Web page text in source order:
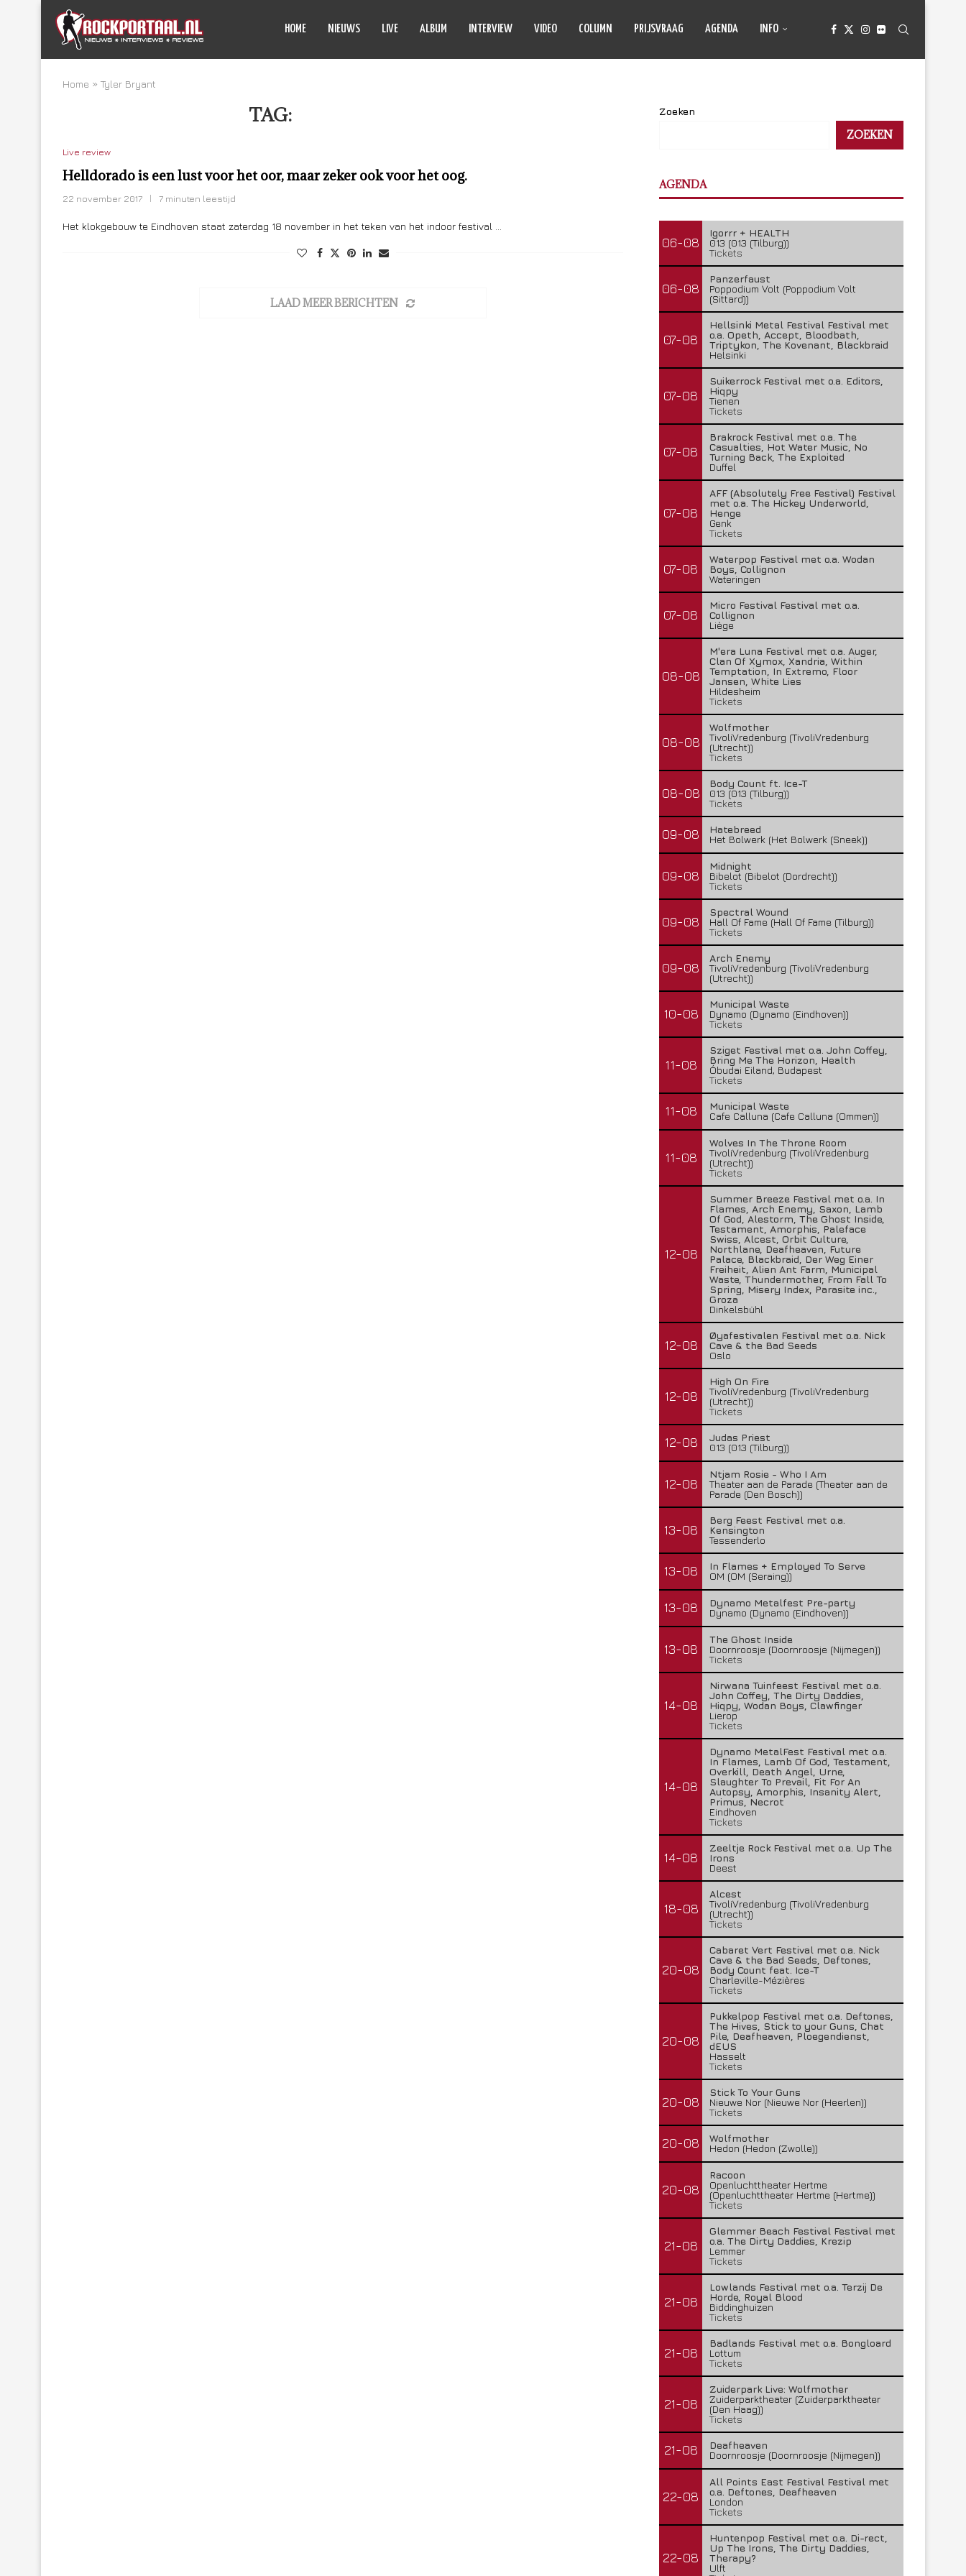
HOME NIEUWS LIVE ALBUM INTERVIEW VIDEO COLUMN PRIJSVRAAG AGENDA INFO
Home » Tyler Bryant
TAG:
Live review
Helldorado is een lust voor het oor, maar zeker ook voor het oog.
22 november 2017 7 minuten leestijd
Het klokgebouw te Eindhoven staat zaterdag 18 november in het teken van het indoor festival …
LAAD MEER BERICHTEN
Zoeken
ZOEKEN
AGENDA
06-08
Igorrr + HEALTH
013 (013 (Tilburg))
Tickets
06-08
Panzerfaust
Poppodium Volt (Poppodium Volt
(Sittard))
07-08
Hellsinki Metal Festival Festival met
o.a. Opeth, Accept, Bloodbath,
Triptykon, The Kovenant, Blackbraid
Helsinki
07-08
Suikerrock Festival met o.a. Editors,
Hiqpy
Tienen
Tickets
07-08
Brakrock Festival met o.a. The
Casualties, Hot Water Music, No
Turning Back, The Exploited
Duffel
07-08
AFF (Absolutely Free Festival) Festival
met o.a. The Hickey Underworld,
Henge
Genk
Tickets
07-08
Waterpop Festival met o.a. Wodan
Boys, Collignon
Wateringen
07-08
Micro Festival Festival met o.a.
Collignon
Liège
08-08
M'era Luna Festival met o.a. Auger,
Clan Of Xymox, Xandria, Within
Temptation, In Extremo, Floor
Jansen, White Lies
Hildesheim
Tickets
08-08
Wolfmother
TivoliVredenburg (TivoliVredenburg
(Utrecht))
Tickets
08-08
Body Count ft. Ice-T
013 (013 (Tilburg))
Tickets
09-08
Hatebreed
Het Bolwerk (Het Bolwerk (Sneek))
09-08
Midnight
Bibelot (Bibelot (Dordrecht))
Tickets
09-08
Spectral Wound
Hall Of Fame (Hall Of Fame (Tilburg))
Tickets
09-08
Arch Enemy
TivoliVredenburg (TivoliVredenburg
(Utrecht))
10-08
Municipal Waste
Dynamo (Dynamo (Eindhoven))
Tickets
11-08
Sziget Festival met o.a. John Coffey,
Bring Me The Horizon, Health
Óbudai Eiland, Budapest
Tickets
11-08
Municipal Waste
Cafe Calluna (Cafe Calluna (Ommen))
11-08
Wolves In The Throne Room
TivoliVredenburg (TivoliVredenburg
(Utrecht))
Tickets
12-08
Summer Breeze Festival met o.a. In
Flames, Arch Enemy, Saxon, Lamb
Of God, Alestorm, The Ghost Inside,
Testament, Amorphis, Paleface
Swiss, Alcest, Orbit Culture,
Northlane, Deafheaven, Future
Palace, Blackbraid, Der Weg Einer
Freiheit, Alien Ant Farm, Municipal
Waste, Thundermother, From Fall To
Spring, Misery Index, Parasite inc.,
Groza
Dinkelsbühl
12-08
Øyafestivalen Festival met o.a. Nick
Cave & the Bad Seeds
Oslo
12-08
High On Fire
TivoliVredenburg (TivoliVredenburg
(Utrecht))
Tickets
12-08
Judas Priest
013 (013 (Tilburg))
12-08
Ntjam Rosie - Who I Am
Theater aan de Parade (Theater aan de
Parade (Den Bosch))
13-08
Berg Feest Festival met o.a.
Kensington
Tessenderlo
13-08
In Flames + Employed To Serve
OM (OM (Seraing))
13-08
Dynamo Metalfest Pre-party
Dynamo (Dynamo (Eindhoven))
13-08
The Ghost Inside
Doornroosje (Doornroosje (Nijmegen))
Tickets
14-08
Nirwana Tuinfeest Festival met o.a.
John Coffey, The Dirty Daddies,
Hiqpy, Wodan Boys, Clawfinger
Lierop
Tickets
14-08
Dynamo MetalFest Festival met o.a.
In Flames, Lamb Of God, Testament,
Overkill, Death Angel, Urne,
Slaughter To Prevail, Fit For An
Autopsy, Amorphis, Insanity Alert,
Primus, Necrot
Eindhoven
Tickets
14-08
Zeeltje Rock Festival met o.a. Up The
Irons
Deest
18-08
Alcest
TivoliVredenburg (TivoliVredenburg
(Utrecht))
Tickets
20-08
Cabaret Vert Festival met o.a. Nick
Cave & the Bad Seeds, Deftones,
Body Count feat. Ice-T
Charleville-Mézières
Tickets
20-08
Pukkelpop Festival met o.a. Deftones,
The Hives, Stick to your Guns, Chat
Pile, Deafheaven, Ploegendienst,
dEUS
Hasselt
Tickets
20-08
Stick To Your Guns
Nieuwe Nor (Nieuwe Nor (Heerlen))
Tickets
20-08
Wolfmother
Hedon (Hedon (Zwolle))
20-08
Racoon
Openluchttheater Hertme
(Openluchttheater Hertme (Hertme))
Tickets
21-08
Glemmer Beach Festival Festival met
o.a. The Dirty Daddies, Krezip
Lemmer
Tickets
21-08
Lowlands Festival met o.a. Terzij De
Horde, Royal Blood
Biddinghuizen
Tickets
21-08
Badlands Festival met o.a. Bongloard
Lottum
Tickets
21-08
Zuiderpark Live: Wolfmother
Zuiderparktheater (Zuiderparktheater
(Den Haag))
Tickets
21-08
Deafheaven
Doornroosje (Doornroosje (Nijmegen))
22-08
All Points East Festival Festival met
o.a. Deftones, Deafheaven
London
Tickets
22-08
Huntenpop Festival met o.a. Di-rect,
Up The Irons, The Dirty Daddies,
Therapy?
Ulft